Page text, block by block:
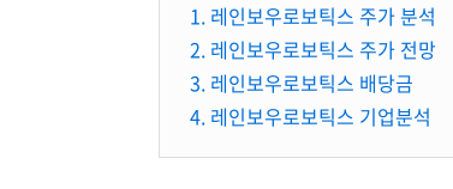
1. 레인보우로보틱스 주가 분석
2. 레인보우로보틱스 주가 전망
3. 레인보우로보틱스 배당금
4. 레인보우로보틱스 기업분석